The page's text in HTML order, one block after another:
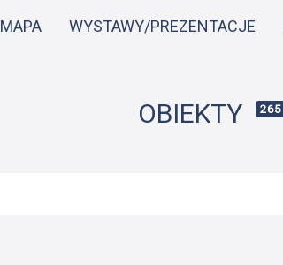
do
MAPA WYSTAWY/PREZENTACJE
OBIEKTY 265